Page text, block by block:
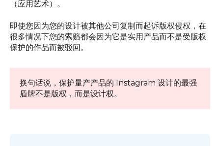
（应用艺术）。
即使您因为您的设计被其他公司复制而起诉版权侵权，在
很多情况下您的索赔都会因为它是实用产品而不是受版权
保护的作品而被驳回。
换句话说，保护量产产品的 Instagram 设计的最强
盾牌不是版权，而是设计权。